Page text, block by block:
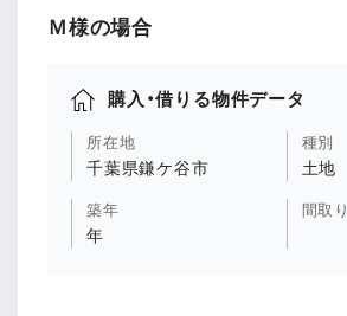
Ｍ様の場合
購入・借りる物件データ
所在地
千葉県鎌ケ谷市
種別
土地
築年
年
間取り